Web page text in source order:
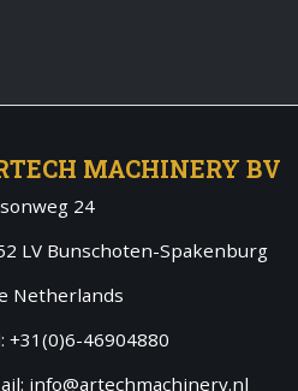
MACHINERY BV
24
LV Bunschoten-Spakenburg
Netherlands
+31(0)6-46904880
info@artechmachinery.nl